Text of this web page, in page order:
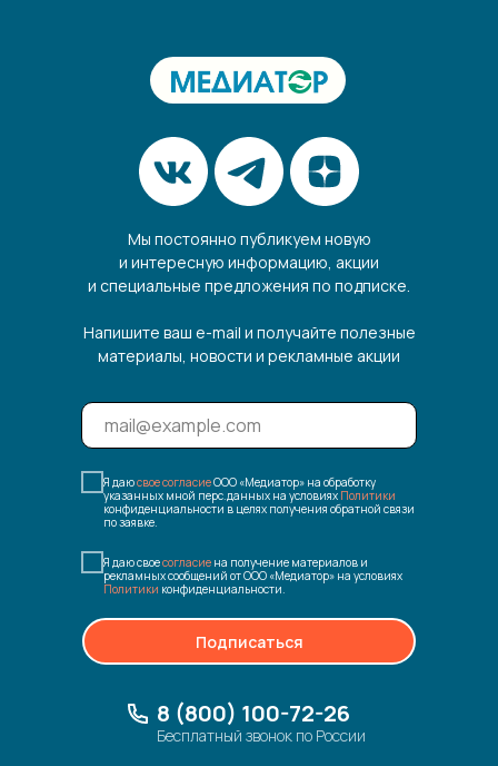
Мы постоянно публикуем новую
и интересную информацию, акции
и специальные предложения по подписке.
Напишите ваш e-mail и получайте полезные
материалы, новости и рекламные акции
Я даюсвое согласиеООО «Медиатор» на обработку
указанных мной перс.данных на условиях Политики
конфиденциальности в целях получения обратной связи
по заявке.
Я даю своесогласие на получение материалов и
рекламных сообщений от ООО «Медиатор» на условиях
Политики конфиденциальности.
Подписаться
8 (800) 100-72-26
Бесплатный звонок по России